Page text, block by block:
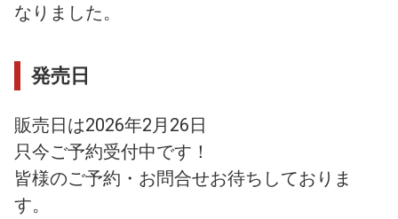
なりました。
発売日
販売日は2026年2月26日
只今ご予約受付中です！
皆様のご予約・お問合せお待ちしておりま
す。